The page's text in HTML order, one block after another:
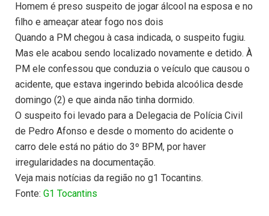
Homem é preso suspeito de jogar álcool na esposa e no
filho e ameaçar atear fogo nos dois
Quando a PM chegou à casa indicada, o suspeito fugiu.
Mas ele acabou sendo localizado novamente e detido. À
PM ele confessou que conduzia o veículo que causou o
acidente, que estava ingerindo bebida alcoólica desde
domingo (2) e que ainda não tinha dormido.
O suspeito foi levado para a Delegacia de Polícia Civil
de Pedro Afonso e desde o momento do acidente o
carro dele está no pátio do 3º BPM, por haver
irregularidades na documentação.
Veja mais notícias da região no g1 Tocantins.
Fonte: G1 Tocantins